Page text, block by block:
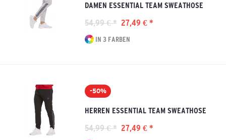
DAMEN ESSENTIAL TEAM SWEATHOSE
54,99 € * 27,49 € *
IN 3 FARBEN
-50%
HERREN ESSENTIAL TEAM SWEATHOSE
54,99 € * 27,49 € *